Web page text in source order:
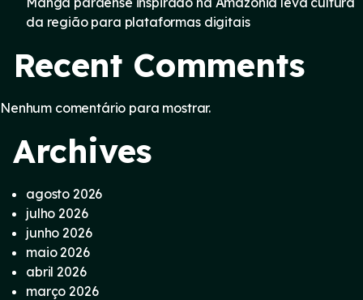
da região para plataformas digitais
Recent Comments
Nenhum comentário para mostrar.
Archives
agosto 2026
julho 2026
junho 2026
maio 2026
abril 2026
março 2026